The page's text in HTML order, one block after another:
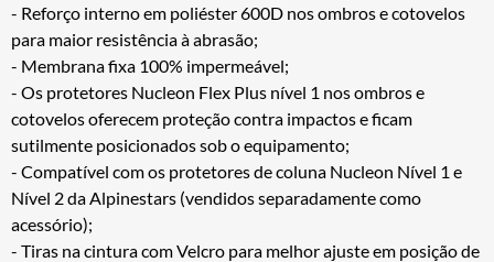
- Reforço interno em poliéster 600D nos ombros e cotovelos
para maior resistência à abrasão;
- Membrana fixa 100% impermeável;
- Os protetores Nucleon Flex Plus nível 1 nos ombros e
cotovelos oferecem proteção contra impactos e ficam
sutilmente posicionados sob o equipamento;
- Compatível com os protetores de coluna Nucleon Nível 1 e
Nível 2 da Alpinestars (vendidos separadamente como
acessório);
- Tiras na cintura com Velcro para melhor ajuste em posição de